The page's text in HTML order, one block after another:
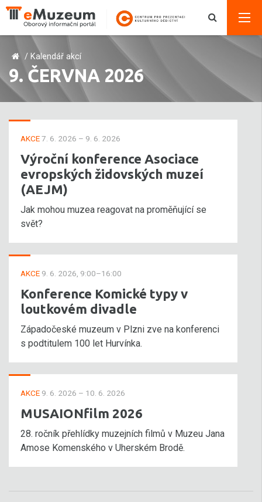
/ Kalendář akcí
9. ČERVNA 2026
AKCE7. 6. 2026 – 9. 6. 2026
Výroční konference Asociace
evropských židovských muzeí
(AEJM)
Jak mohou muzea reagovat na proměňující se
svět?
AKCE 9. 6. 2026, 9:00–16:00
Konference Komické typy v
loutkovém divadle
Západočeské muzeum v Plzni zve na konferenci
s podtitulem 100 let Hurvínka.
AKCE 9. 6. 2026 – 10. 6. 2026
MUSAIONfilm 2026
28. ročník přehlídky muzejních filmů v Muzeu Jana
Amose Komenského v Uherském Brodě.